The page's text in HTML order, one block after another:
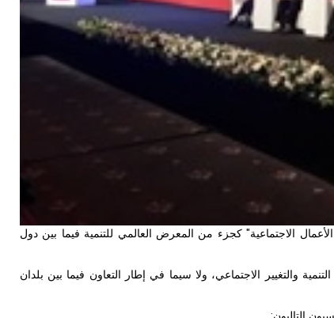
الاجتماعية" كجزء من المعرض العالمي للتنمية فيما بين دول
والتغيير الاجتماعي، ولا سيما في إطار التعاون فيما بين بلدان